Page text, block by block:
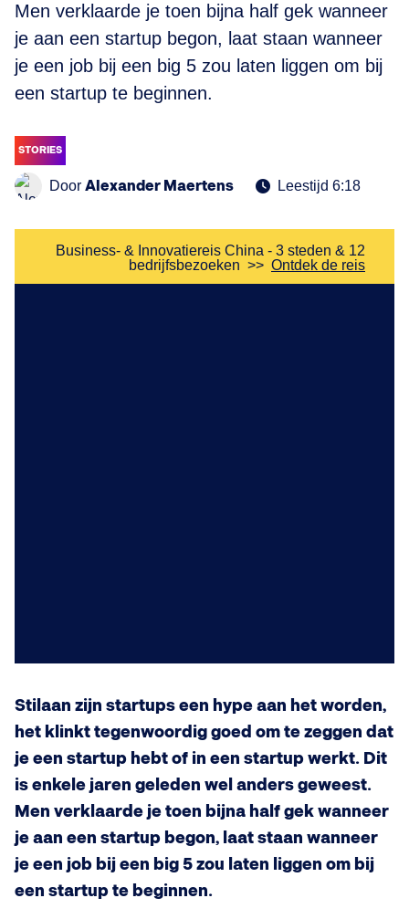
Men verklaarde je toen bijna half gek wanneer
je aan een startup begon, laat staan wanneer
je een job bij een big 5 zou laten liggen om bij
een startup te beginnen.
STORIES
Door Alexander Maertens Leestijd 6:18
Business- & Innovatiereis China - 3 steden & 12
bedrijfsbezoeken >> Ontdek de reis
Stilaan zijn startups een hype aan het worden,
het klinkt tegenwoordig goed om te zeggen dat
je een startup hebt of in een startup werkt. Dit
is enkele jaren geleden wel anders geweest.
Men verklaarde je toen bijna half gek wanneer
je aan een startup begon, laat staan wanneer
je een job bij een big 5 zou laten liggen om bij
een startup te beginnen.